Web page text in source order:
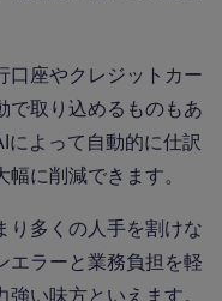
口座やクレジットカー
で取り込めるものもあ
によって自動的に仕訳
に削減できます。
り多くの人手を割けな
エラーと業務負担を軽
い味方といえます。